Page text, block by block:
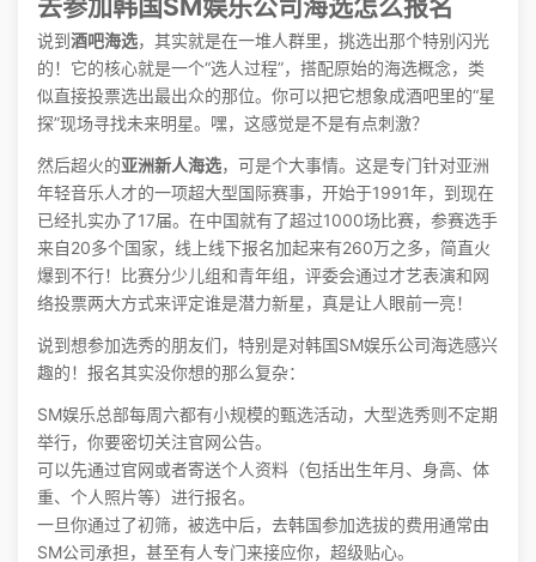
去参加韩国SM娱乐公司海选怎么报名
说到 酒吧海选，其实就是在一堆人群里，挑选出那个特别闪光
的！它的核心就是一个“选人过程”，搭配原始的海选概念，类
似直接投票选出最出众的那位。你可以把它想象成酒吧里的“星
探”现场寻找未来明星。嘿，这感觉是不是有点刺激？
然后超火的亚洲新人海选，可是个大事情。这是专门针对亚洲
年轻音乐人才的一项超大型国际赛事，开始于1991年，到现在
已经扎实办了17届。在中国就有了超过1000场比赛，参赛选手
来自20多个国家，线上线下报名加起来有260万之多，简直火
爆到不行！比赛分少儿组和青年组，评委会通过才艺表演和网
络投票两大方式来评定谁是潜力新星，真是让人眼前一亮！
说到想参加选秀的朋友们，特别是对韩国SM娱乐公司海选感兴
趣的！报名其实没你想的那么复杂：
SM娱乐总部每周六都有小规模的甄选活动，大型选秀则不定期
举行，你要密切关注官网公告。
可以先通过官网或者寄送个人资料（包括出生年月、身高、体
重、个人照片等）进行报名。
一旦你通过了初筛，被选中后，去韩国参加选拔的费用通常由
SM公司承担，甚至有人专门来接应你，超级贴心。